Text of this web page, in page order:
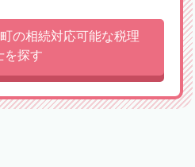
の相続対応可能な税理
を探す